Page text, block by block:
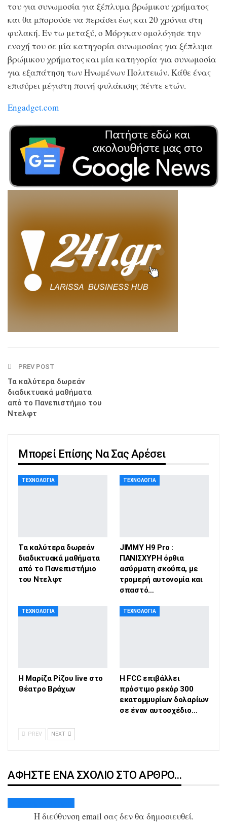
του για συνωμοσία για ξέπλυμα βρώμικου χρήματος
και θα μπορούσε να περάσει έως και 20 χρόνια στη
φυλακή. Εν τω μεταξύ, ο Μόργκαν ομολόγησε την
ενοχή του σε μία κατηγορία συνωμοσίας για ξέπλυμα
βρώμικου χρήματος και μία κατηγορία για συνωμοσία
για εξαπάτηση των Ηνωμένων Πολιτειών. Κάθε ένας
επισύρει μέγιστη ποινή φυλάκισης πέντε ετών.
Engadget.com
PREV POST
Τα καλύτερα δωρεάν
διαδικτυακά μαθήματα
από το Πανεπιστήμιο του
Ντελφτ
Μπορεί Επίσης Να Σας Αρέσει
ΤΕΧΝΟΛΟΓΊΑ
Τα καλύτερα δωρεάν
διαδικτυακά μαθήματα
από το Πανεπιστήμιο
του Ντελφτ
ΤΕΧΝΟΛΟΓΊΑ
JIMMY H9 Pro :
ΠΑΝΙΣΧΥΡΗ όρθια
ασύρματη σκούπα, με
τρομερή αυτονομία και
σπαστό…
ΤΕΧΝΟΛΟΓΊΑ
H Μαρίζα Ρίζου live στο
Θέατρο Βράχων
ΤΕΧΝΟΛΟΓΊΑ
Η FCC επιβάλλει
πρόστιμο ρεκόρ 300
εκατομμυρίων δολαρίων
σε έναν αυτοσχέδιο…
PREV NEXT
ΑΦΉΣΤΕ ΈΝΑ ΣΧΌΛΙΟ ΣΤΟ ΆΡΘΡΟ…
Η διεύθυνση email σας δεν θα δημοσιευθεί.